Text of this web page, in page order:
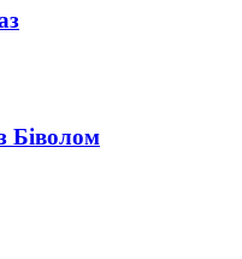
Біволом